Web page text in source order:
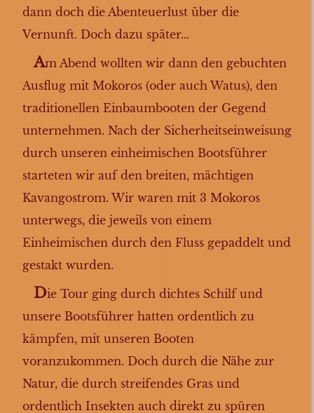
dann doch die Abenteuerlust über die
Vernunft. Doch dazu später...
Am Abend wollten wir dann den gebuchten
Ausflug mit Mokoros (oder auch Watus), den
traditionellen Einbaumbooten der Gegend
unternehmen. Nach der Sicherheitseinweisung
durch unseren einheimischen Bootsführer
starteten wir auf den breiten, mächtigen
Kavangostrom. Wir waren mit 3 Mokoros
unterwegs, die jeweils von einem
Einheimischen durch den Fluss gepaddelt und
gestakt wurden.
Die Tour ging durch dichtes Schilf und
unsere Bootsführer hatten ordentlich zu
kämpfen, mit unseren Booten
voranzukommen. Doch durch die Nähe zur
Natur, die durch streifendes Gras und
ordentlich Insekten auch direkt zu spüren